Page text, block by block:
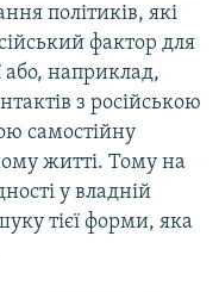
політиків, які
фактор для
або, наприклад,
з російською
самостійну
житті. Тому на
у владній
тієї форми, яка